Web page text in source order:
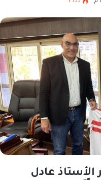
عادل